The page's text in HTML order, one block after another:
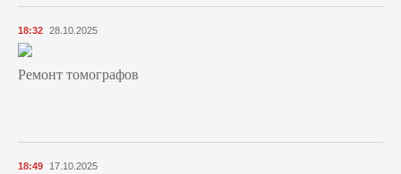
18:32 28.10.2025
Ремонт томографов
18:49 17.10.2025